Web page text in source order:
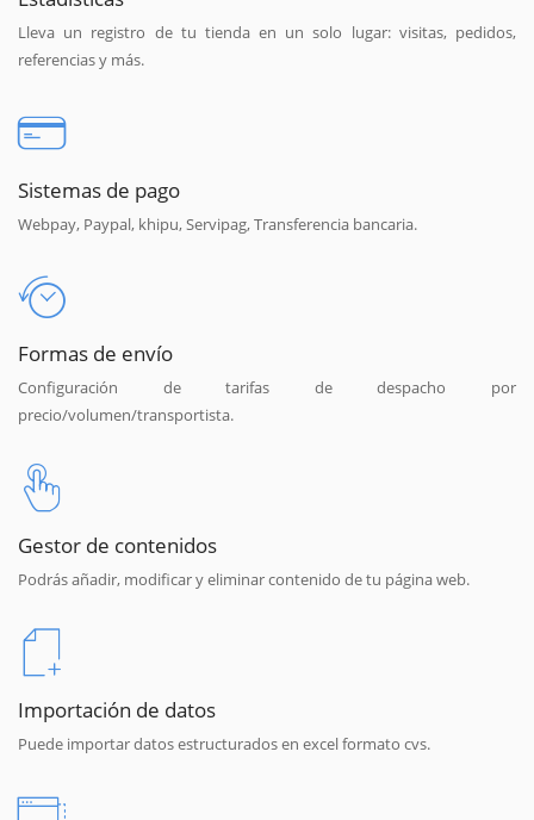
Lleva un registro de tu tienda en un solo lugar: visitas, pedidos,
referencias y más.
Sistemas de pago
Webpay, Paypal, khipu, Servipag, Transferencia bancaria.
Formas de envío
Configuración de tarifas de despacho por
precio/volumen/transportista.
Gestor de contenidos
Podrás añadir, modificar y eliminar contenido de tu página web.
Importación de datos
Puede importar datos estructurados en excel formato cvs.